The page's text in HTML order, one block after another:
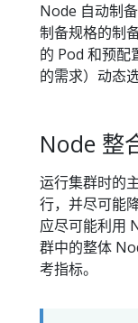
Node 自动制
制备规格的制
的 Pod 和预配
的需求）动态
Node 整
运行集群时的
行，并尽可能
应尽可能利用
群中的整体
考指标。